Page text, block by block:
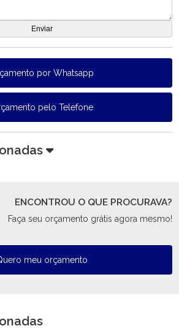
por Whatsapp
pelo Telefone
ENCONTROU O QUE PROCURAVA?
Faça seu orçamento grátis agora mesmo!
meu orçamento